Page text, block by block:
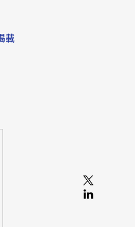
載